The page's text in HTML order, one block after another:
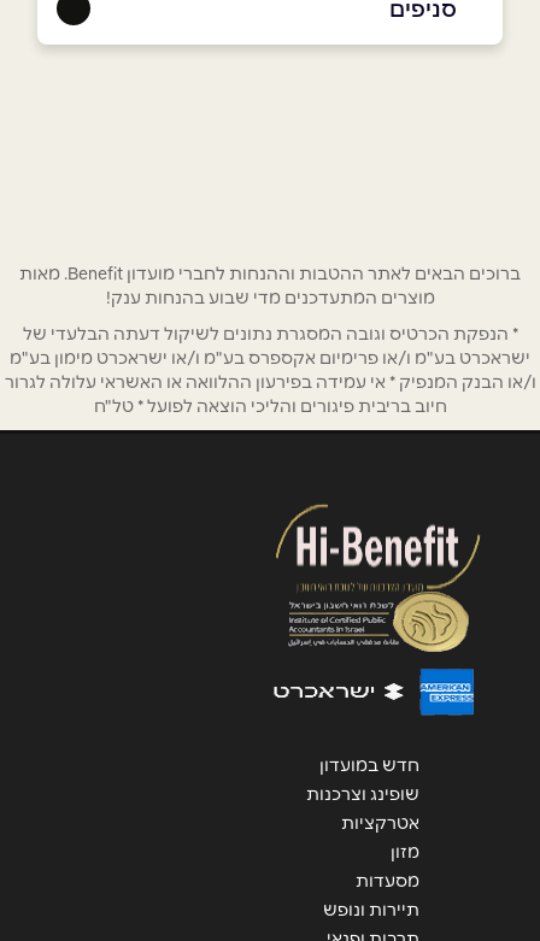
נושא*
אנא חזרו אלי בקשר ל...
הודעה*
שליחה
סניפים
ברוכים הבאים לאתר ההטבות וההנחות לחברי מועדון Benefit. מאות
מוצרים המתעדכנים מדי שבוע בהנחות ענק!
* הנפקת הכרטיס וגובה המסגרת נתונים לשיקול דעתה הבלעדי של
ישראכרט בע"מ ו/או פרימיום אקספרס בע"מ ו/או ישראכרט מימון בע"מ
ו/או הבנק המנפיק * אי עמידה בפירעון ההלוואה או האשראי עלולה לגרור
חיוב בריבית פיגורים והליכי הוצאה לפועל * טל"ח
חדש במועדון
שופינג וצרכנות
אטרקציות
מזון
מסעדות
תיירות ונופש